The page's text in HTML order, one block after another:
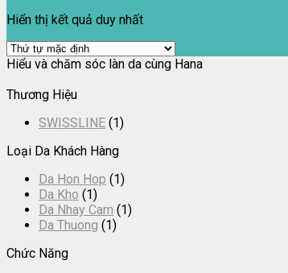
Hiển thị kết quả duy nhất
Hiểu và chăm sóc làn da cùng Hana
Thương Hiệu
SWISSLINE (1)
Loại Da Khách Hàng
Da Hon Hop (1)
Da Kho (1)
Da Nhay Cam (1)
Da Thuong (1)
Chức Năng